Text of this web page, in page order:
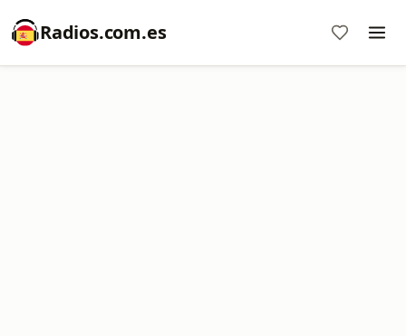
Radios.com.es